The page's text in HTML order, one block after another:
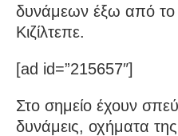
δυνάμεων έξω από το
Κιζίλτεπε.
[ad id=”215657″]
Στο σημείο έχουν
δυνάμεις, οχήματα